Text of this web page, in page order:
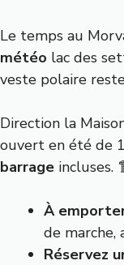
Le temps au
météo lac des
veste polaire
Direction la
ouvert en été de
barrage incluses.
À
de marche,
Réservez